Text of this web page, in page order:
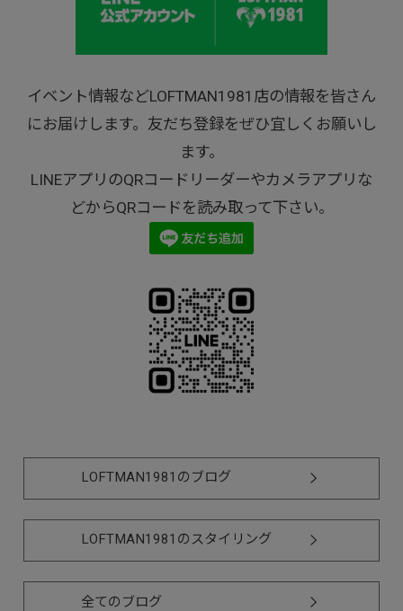
イベント情報などLOFTMAN1981店の情報を皆さん
にお届けします。友だち登録をぜひ宜しくお願いし
ます。
LINEアプリのQRコードリーダーやカメラアプリな
どからQRコードを読み取って下さい。
LOFTMAN1981のブログ
LOFTMAN1981のスタイリング
全てのブログ